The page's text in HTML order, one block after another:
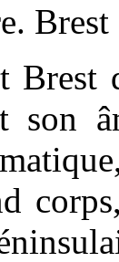
Brest
Brest
son